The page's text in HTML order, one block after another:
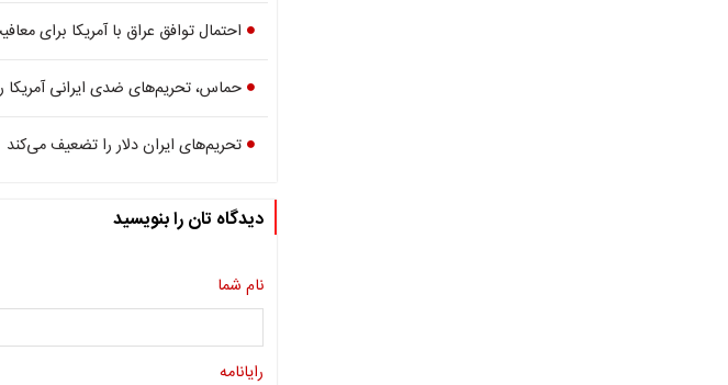
احتمال توافق عراق با آمریکا برای
حماس، تحریم‌های ضدی ایرانی آمریکا
تحریم‌های ایران دلار را تضعیف می‌کند
دیدگاه تان را بنویسید
نام شما
رایانامه